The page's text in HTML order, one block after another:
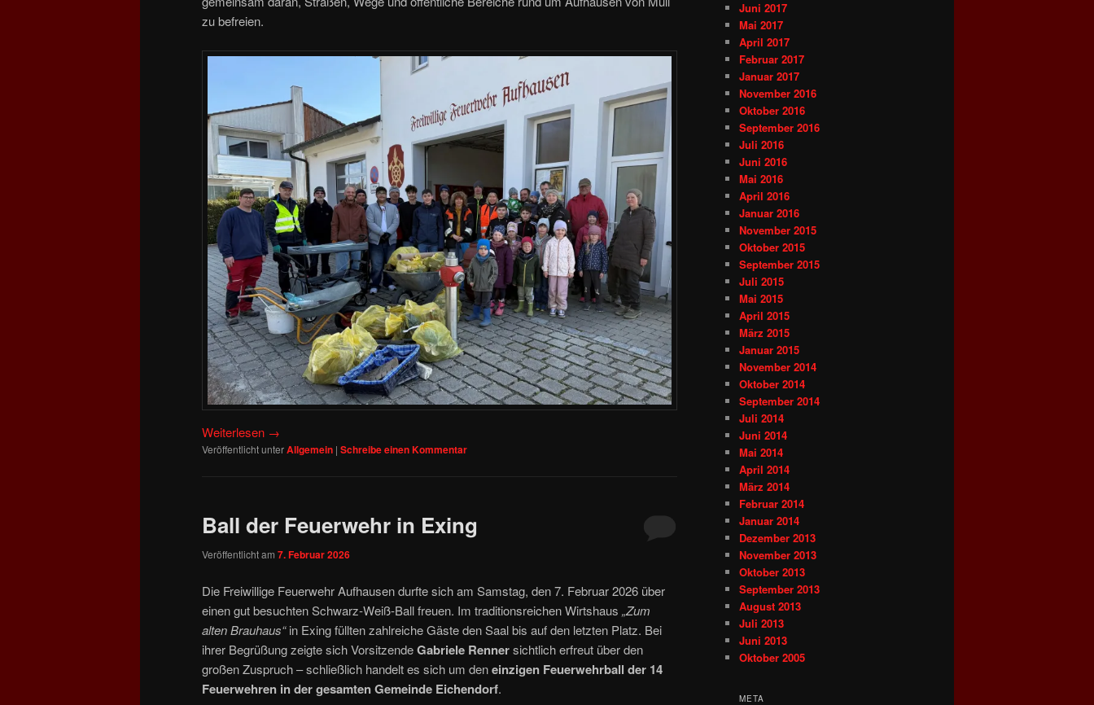
zu befreien.
Weiterlesen →
Veröffentlicht unterAllgemein | Schreibe einen Kommentar
Ball der Feuerwehr in Exing
Veröffentlicht am 7. Februar 2026
Die Freiwillige Feuerwehr Aufhausen durfte sich am Samstag, den 7. Februar 2026 über
einen gut besuchten Schwarz‑Weiß‑Ball freuen. Im traditionsreichen Wirtshaus „Zum
alten Brauhaus“in Exing füllten zahlreiche Gäste den Saal bis auf den letzten Platz. Bei
ihrer Begrüßung zeigte sich VorsitzendeGabriele Rennersichtlich erfreut über den
großen Zuspruch – schließlich handelt es sich um deneinzigen Feuerwehrball der 14
Feuerwehren in der gesamten Gemeinde Eichendorf.
Juni 2017
Mai 2017
April 2017
Februar 2017
Januar 2017
November 2016
Oktober 2016
September 2016
Juli 2016
Juni 2016
Mai 2016
April 2016
Januar 2016
November 2015
Oktober 2015
September 2015
Juli 2015
Mai 2015
April 2015
März 2015
Januar 2015
November 2014
Oktober 2014
September 2014
Juli 2014
Juni 2014
Mai 2014
April 2014
März 2014
Februar 2014
Januar 2014
Dezember 2013
November 2013
Oktober 2013
September 2013
August 2013
Juli 2013
Juni 2013
Oktober 2005
META